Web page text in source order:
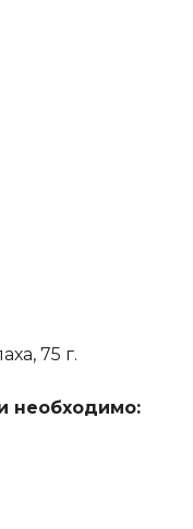
75 г.
необходимо: